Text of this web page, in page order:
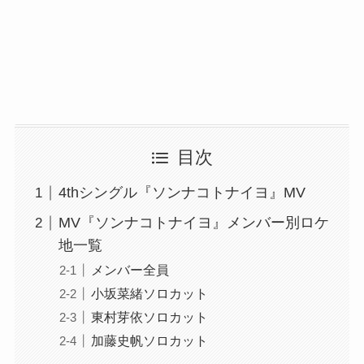
目次
4thシングル『ソンナコトナイヨ』MV
MV『ソンナコトナイヨ』メンバー別ロケ
地一覧
メンバー全員
小坂菜緒ソロカット
東村芽依ソロカット
加藤史帆ソロカット